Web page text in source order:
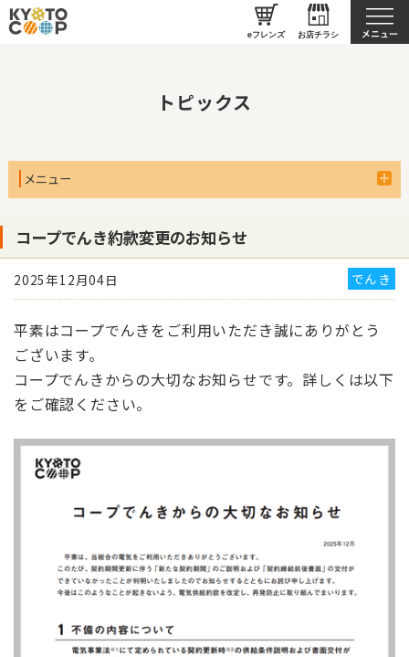
eフレンズ お店チラシ
京都生協について
トピックス
メニュー
コープでんき約款変更のお知らせ
2025年12月04日 でんき
平素はコープでんきをご利用いただき誠にありがとう
ございます。
コープでんきからの大切なお知らせです。詳しくは以下
をご確認ください。